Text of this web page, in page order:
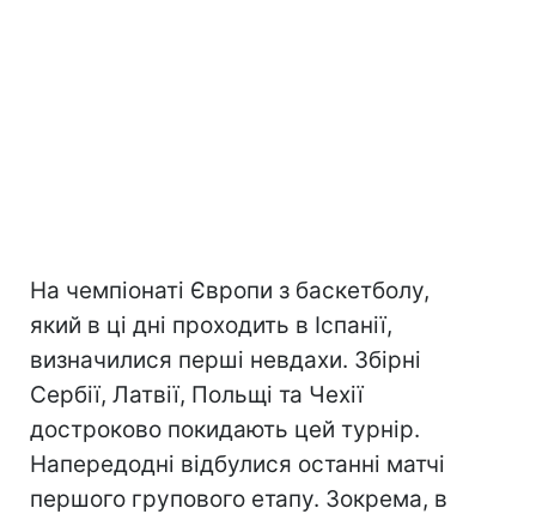
На чемпіонаті Європи з баскетболу,
який в ці дні проходить в Іспанії,
визначилися перші невдахи. Збірні
Сербії, Латвії, Польщі та Чехії
достроково покидають цей турнір.
Напередодні відбулися останні матчі
першого групового етапу. Зокрема, в